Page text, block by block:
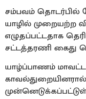
சம்பவம் தொடர்பில்
யாழில் முறையற்ற
எழுதப்பட்டதாக
சட்டத்தரணி கைது
யாழ்ப்பாணம் மாவட்ட